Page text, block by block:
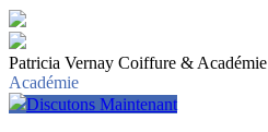
Patricia Vernay Coiffure & Académie
Académie
Discutons Maintenant